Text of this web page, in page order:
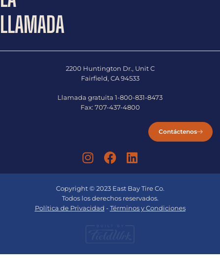
LLAMADA
2200 Huntington Dr., Unit C
Fairfield, CA 94533
Llamada gratuita 1-800-831-8473
Fax: 707-437-4800
Contáctenos
Copyright © 2023 East Bay Tire Co.
Todos los derechos reservados.
Política de Privacidad -Términos y Condiciones